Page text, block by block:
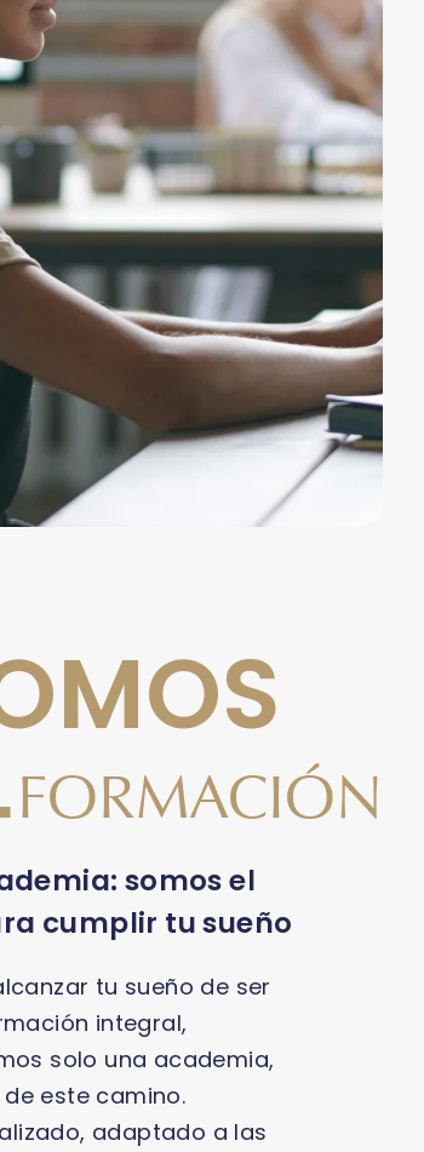
FORMACIÓN
somos el
cumplir tu sueño
tu sueño de ser
integral,
solo una academia,
este camino.
adaptado a las